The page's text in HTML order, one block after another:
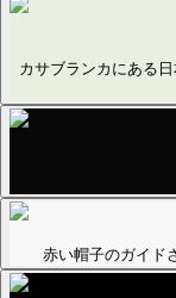
カサブランカにある
赤い帽子のガイド